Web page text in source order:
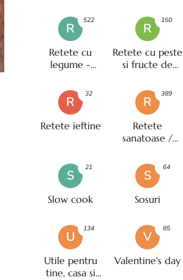
R
Retete cu
legume -
522
R
Retete cu peste
si fructe de
150
R
Retete ieftine
32
R
Retete
sanatoase /
389
S
Slow cook
21
S
Sosuri
64
U
Utile pentru
tine, casa si
134
V
Valentine's day
85